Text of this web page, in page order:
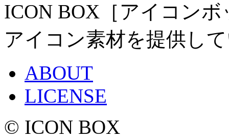
ICON BOX［アイコン
アイコン素材を提供し
ABOUT
LICENSE
© ICON BOX